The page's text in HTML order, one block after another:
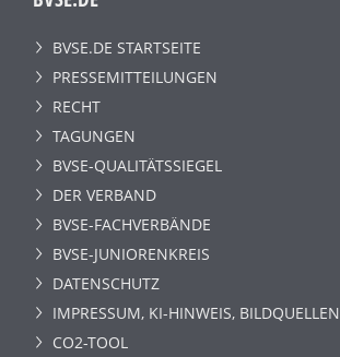
BVSE.DE STARTSEITE
PRESSEMITTEILUNGEN
RECHT
TAGUNGEN
BVSE-QUALITÄTSSIEGEL
DER VERBAND
BVSE-FACHVERBÄNDE
BVSE-JUNIORENKREIS
DATENSCHUTZ
IMPRESSUM, KI-HINWEIS, BILDQUELLEN
CO2-TOOL